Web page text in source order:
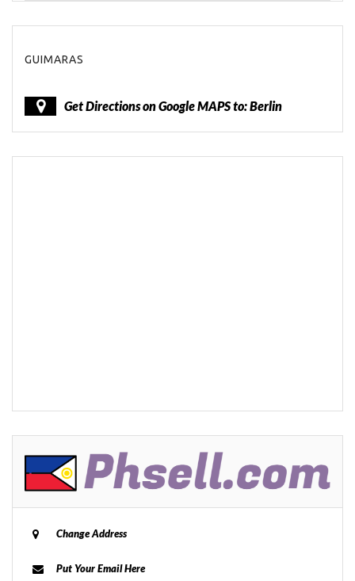
GUIMARAS
Get Directions on Google MAPS to: Berlin
Change Address
Put Your Email Here